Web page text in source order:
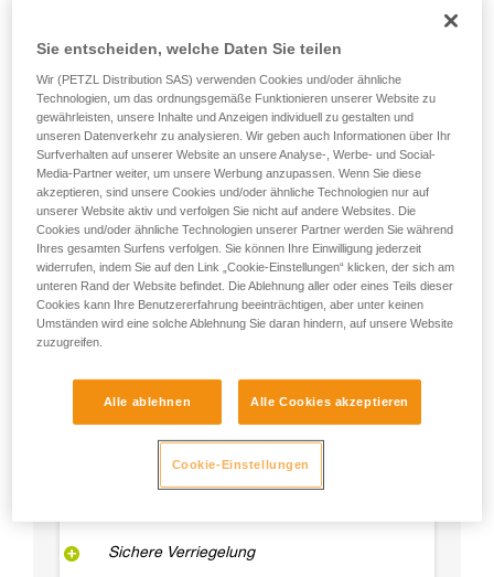
Sichere Verriegelung
Sie entscheiden, welche Daten Sie teilen
Wir (PETZL Distribution SAS) verwenden Cookies und/oder ähnliche
Technologien, um das ordnungsgemäße Funktionieren unserer Website zu
gewährleisten, unsere Inhalte und Anzeigen individuell zu gestalten und
unseren Datenverkehr zu analysieren. Wir geben auch Informationen über Ihr
Surfverhalten auf unserer Website an unsere Analyse-, Werbe- und Social-
Media-Partner weiter, um unsere Werbung anzupassen. Wenn Sie diese
akzeptieren, sind unsere Cookies und/oder ähnliche Technologien nur auf
unserer Website aktiv und verfolgen Sie nicht auf andere Websites. Die
Cookies und/oder ähnliche Technologien unserer Partner werden Sie während
Ihres gesamten Surfens verfolgen. Sie können Ihre Einwilligung jederzeit
widerrufen, indem Sie auf den Link „Cookie-Einstellungen“ klicken, der sich am
unteren Rand der Website befindet. Die Ablehnung aller oder eines Teils dieser
Cookies kann Ihre Benutzererfahrung beeinträchtigen, aber unter keinen
Umständen wird eine solche Ablehnung Sie daran hindern, auf unsere Website
zuzugreifen.
Alle ablehnen Alle Cookies akzeptieren
Cookie-Einstellungen